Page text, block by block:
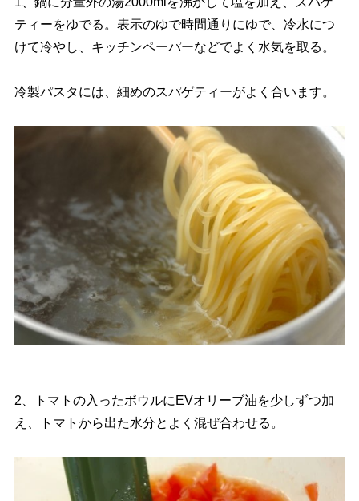
ティーをゆでる。表示のゆで時間通りにゆで、冷水につ
けて冷やし、キッチンペーパーなどでよく水気を取る。
冷製パスタには、細めのスパゲティーがよく合います。
2、トマトの入ったボウルにEVオリーブ油を少しずつ加
え、トマトから出た水分とよく混ぜ合わせる。